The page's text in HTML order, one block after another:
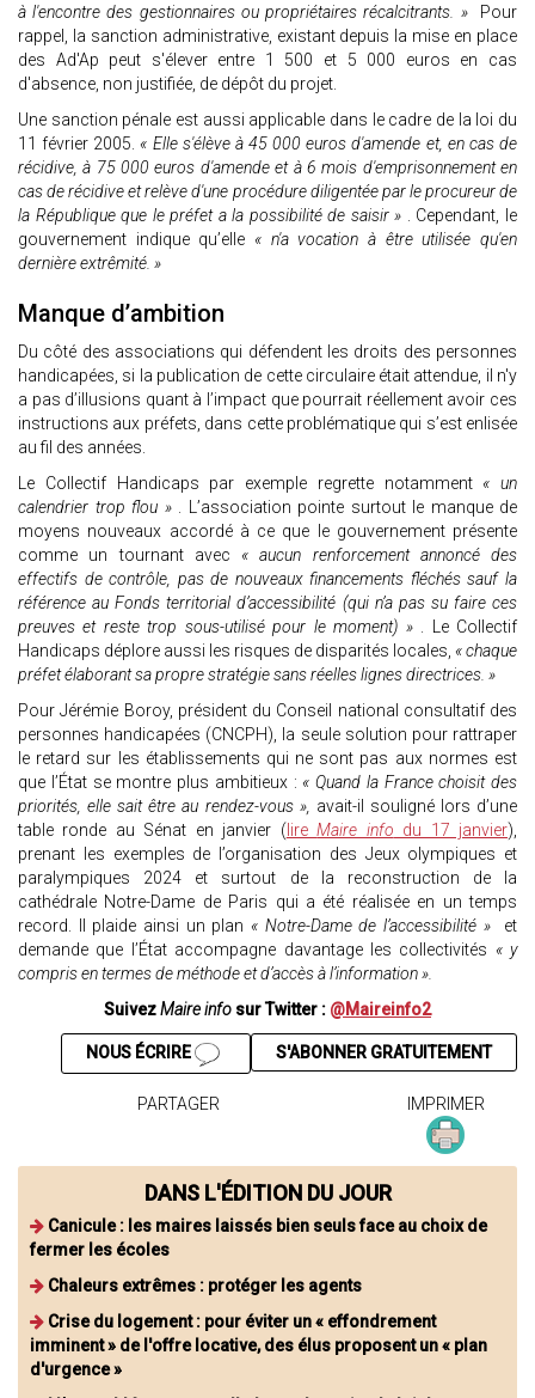
à l'encontre des gestionnaires ou propriétaires récalcitrants. »
Pour
rappel, la sanction administrative, existant depuis la mise en place
des Ad'Ap peut s'élever entre 1 500 et 5 000 euros en cas
d'absence, non justifiée, de dépôt du projet.
Une sanction pénale est aussi applicable dans le cadre de la loi du
11 février 2005. « Elle s'élève à 45 000 euros d'amende et, en cas de
récidive, à 75 000 euros d'amende et à 6 mois d'emprisonnement en
cas de récidive et relève d'une procédure diligentée par le procureur de
la République que le préfet a la possibilité de saisir » . Cependant, le
gouvernement indique qu’elle « n'a vocation à être utilisée qu'en
dernière extrêmité. »
Manque d’ambition
Du côté des associations qui défendent les droits des personnes
handicapées, si la publication de cette circulaire était attendue, il n'y
a pas d’illusions quant à l’impact que pourrait réellement avoir ces
instructions aux préfets, dans cette problématique qui s’est enlisée
au fil des années.
Le Collectif Handicaps par exemple regrette notamment « un
calendrier trop flou » . L’association pointe surtout le manque de
moyens nouveaux accordé à ce que le gouvernement présente
comme un tournant avec « aucun renforcement annoncé des
effectifs de contrôle, pas de nouveaux financements fléchés sauf la
référence au Fonds territorial d’accessibilité (qui n’a pas su faire ces
preuves et reste trop sous-utilisé pour le moment) » . Le Collectif
Handicaps déplore aussi les risques de disparités locales, « chaque
préfet élaborant sa propre stratégie sans réelles lignes directrices. »
Pour Jérémie Boroy, président du Conseil national consultatif des
personnes handicapées (CNCPH), la seule solution pour rattraper
le retard sur les établissements qui ne sont pas aux normes est
que l’État se montre plus ambitieux : « Quand la France choisit des
priorités, elle sait être au rendez-vous », avait-il souligné lors d’une
table ronde au Sénat en janvier ( lireMaire info du 17 janvier),
prenant les exemples de l’organisation des Jeux olympiques et
paralympiques 2024 et surtout de la reconstruction de la
cathédrale Notre-Dame de Paris qui a été réalisée en un temps
record. Il plaide ainsi un plan « Notre-Dame de l’accessibilité »
et
demande que l’État accompagne davantage les collectivités « y
compris en termes de méthode et d’accès à l’information ».
SuivezMaire info sur Twitter : @Maireinfo2
S'ABONNER GRATUITEMENT
NOUS ÉCRIRE
PARTAGER IMPRIMER
DANS L'ÉDITION DU JOUR
Canicule : les maires laissés bien seuls face au choix de
fermer les écoles
Chaleurs extrêmes : protéger les agents
Crise du logement : pour éviter un « effondrement
imminent » de l'offre locative, des élus proposent un « plan
d'urgence »